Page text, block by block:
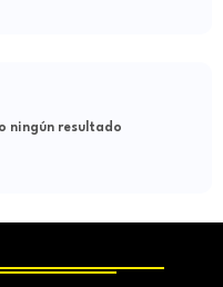
ningún resultado